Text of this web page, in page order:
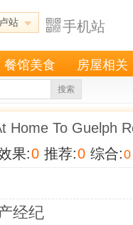
站 手机站
餐馆美食 房屋相关
搜索
Home To Guelph
果:0 推荐:0 综合:0
经纪